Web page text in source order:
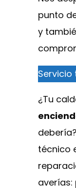
punto
y
Servicio
¿Tu
técnico